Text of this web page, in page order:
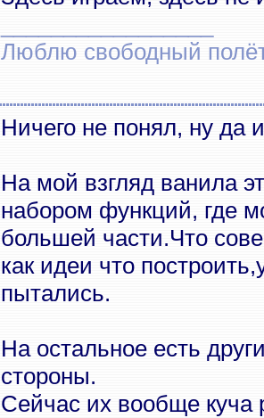
Люблю свободный
Ничего не понял, ну да
На мой взгляд ванила
набором функций, где
большей части.Что
как идеи что
пытались.
На остальное есть
стороны.
Сейчас их вообще куча